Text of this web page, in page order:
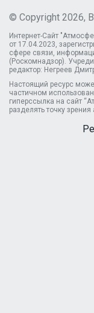
© Copyright 2026,
Интернет-Сайт
от 17.04.2023,
сфере связи,
(Роскомнадзор).
редактор: Негреев
Настоящий ресурс
частичном
гиперссылка на сайт
разделять точку зрения